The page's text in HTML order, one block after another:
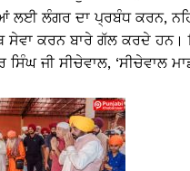
ਲੰਗਰ ਦਾ ਪ੍ਰਬੰਧ ਕਰਨ,
ਸੇਵਾ ਕਰਨ ਬਾਰੇ ਗੱਲ ਕਰਦੇ
ਸਿੰਘ ਜੀ ਸੀਚੇਵਾਲ, ‘ਸੀਚੇਵਾਲ